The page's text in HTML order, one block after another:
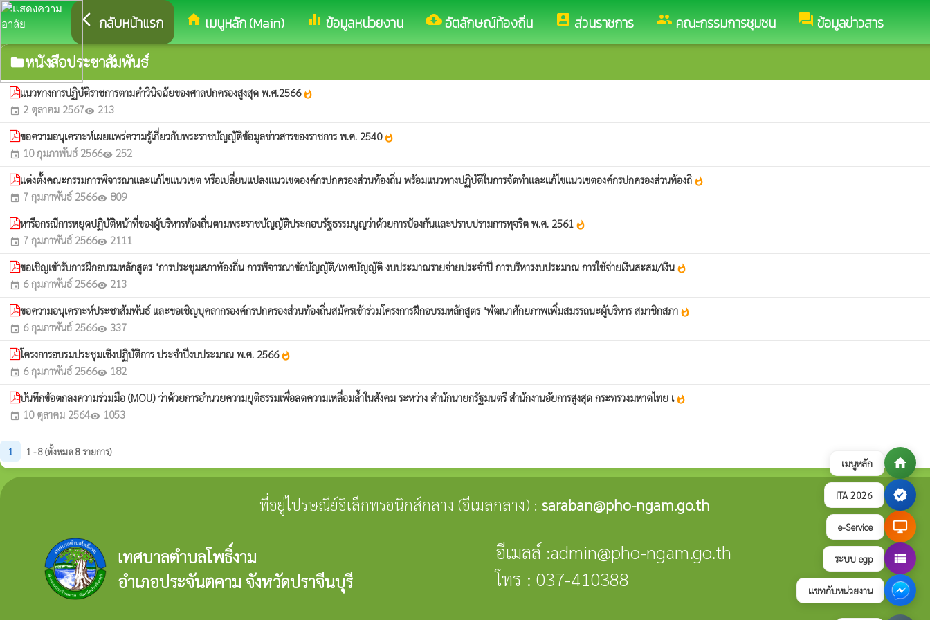
เมนูหลัก home
ITA 2026 verified
e-Service desktop_windows
ระบบ egp view_list
แชทกับหน่วยงาน
arrow_back_ios กลับหน้าแรก home เมนูหลัก (Main) equalizer ข้อมูลหน่วยงาน cloud_downloadอัตลักษณ์ท้องถิ่น account_box ส่วนราชการ groupคณะกรรมการชุมชน forum ข้อมูลข่าวสาร
folderหนังสือประชาสัมพันธ์
เเนวทางการปฏิบัติราชการตามคำวินิจฉัยของศาลปกครองสูงสุด พ.ศ.2566whatshot
event 2 ตุลาคม 2567visibility 213
ขอความอนุเคราะห์เผยแพร่ความรู้เกี่ยวกับพระราชบัญญัติข้อมูลข่าวสารของราชการ พ.ศ. 2540whatshot
event 10 กุมภาพันธ์ 2566visibility 252
แต่งตั้งคณะกรรมการพิจารณาและแก้ไขแนวเขต หรือเปลี่ยนแปลงแนวเขตองค์กรปกครองส่วนท้องถิ่น พร้อมแนวทางปฏิบัติในการจัดทำและแก้ไขแนวเขตองค์กรปกครองส่วนท้องถิ whatshot
event 7 กุมภาพันธ์ 2566visibility 809
หารือกรณีการหยุดปฏิบัติหน้าที่ของผู้บริหารท้องถิ่นตามพระราชบัญญัติประกอบรัฐธรรมนูญว่าด้วยการป้องกันและปราบปรามการทุจริต พ.ศ. 2561 whatshot
event 7 กุมภาพันธ์ 2566visibility 2111
ขอเชิญเข้ารับการฝึกอบรมหลักสูตร "การประชุมสภาท้องถิ่น การพิจารณาข้อบัญญัติ/เทศบัญญัติ งบประมาณรายจ่ายประจำปี การบริหารงบประมาณ การใช้จ่ายเงินสะสม/เงิน whatshot
event 6 กุมภาพันธ์ 2566visibility 213
ขอความอนุเคราะห์ประชาสัมพันธ์ และขอเชิญบุคลากรองค์กรปกครองส่วนท้องถิ่นสมัครเข้าร่วมโครงการฝึกอบรมหลักสูตร "พัฒนาศักยภาพเพิ่มสมรรถนะผู้บริหาร สมาชิกสภา whatshot
event 6 กุมภาพันธ์ 2566visibility 337
โครงการอบรมประชุมเชิงปฏิบัติการ ประจำปีงบประมาณ พ.ศ. 2566whatshot
event 6 กุมภาพันธ์ 2566visibility 182
บันทึกข้อตกลงความร่วมมือ (MOU) ว่าด้วยการอำนวยความยุติธรรมเพื่อลดความเหลื่อมล้ำในสังคม ระหว่าง สำนักนายกรัฐมนตรี สำนักงานอัยการสูงสุด กระทรวงมหาดไทย เwhatshot
event 10 ตุลาคม 2564visibility 1053
1 1 - 8 (ทั้งหมด 8 รายการ)
ที่อยู่ไปรษณีย์อิเล็กทรอนิกส์กลาง (อีเมลกลาง) : saraban@pho-ngam.go.th
เทศบาลตำบลโพธิ์งาม
อำเภอประจันตคาม จังหวัดปราจีนบุรี
อีเมลล์ :admin@pho-ngam.go.th
โทร : 037-410388